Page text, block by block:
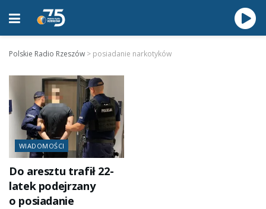
Polskie Radio Rzeszów > posiadanie narkotyków
WIADOMOŚCI
Do aresztu trafił 22-
latek podejrzany
o posiadanie